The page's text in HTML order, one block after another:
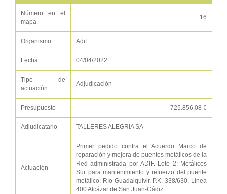
Número en el
mapa
16
Organismo Adif
Fecha 04/04/2022
Tipo de
actuación
Adjudicación
Presupuesto 725.856,08 €
Adjudicatario TALLERES ALEGRIA SA
Actuación
Primer pedido contra el Acuerdo Marco de
reparación y mejora de puentes metálicos de la
Red administrada por ADIF. Lote 2: Metálicos
Sur para mantenimiento y refuerzo del puente
metálico: Río Guadalquivir, P.K. 338/630. Línea
400 Alcázar de San Juan-Cádiz